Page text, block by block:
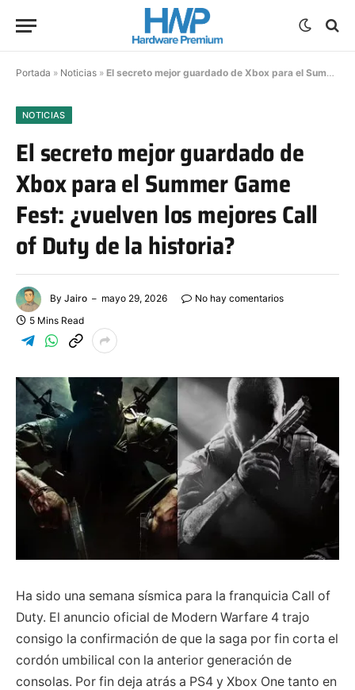
Portada » Noticias » El secreto mejor guardado de Xbox para el Summer Game Fest: ¿vuelven los mejores Call of Duty de la historia?
NOTICIAS
El secreto mejor guardado de
Xbox para el Summer Game
Fest: ¿vuelven los mejores Call
of Duty de la historia?
By Jairo mayo 29, 2026
No hay comentarios
5 Mins Read
Ha sido una semana sísmica para la franquicia Call of
Duty. El anuncio oficial de Modern Warfare 4 trajo
consigo la confirmación de que la saga por fin corta el
cordón umbilical con la anterior generación de
consolas. Por fin deja atrás a PS4 y Xbox One tanto en